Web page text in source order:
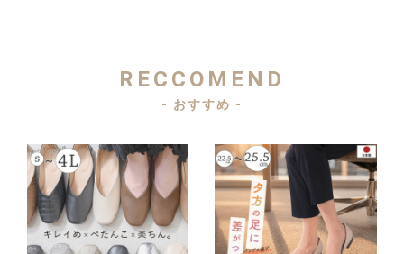
RECCOMEND
- おすすめ -